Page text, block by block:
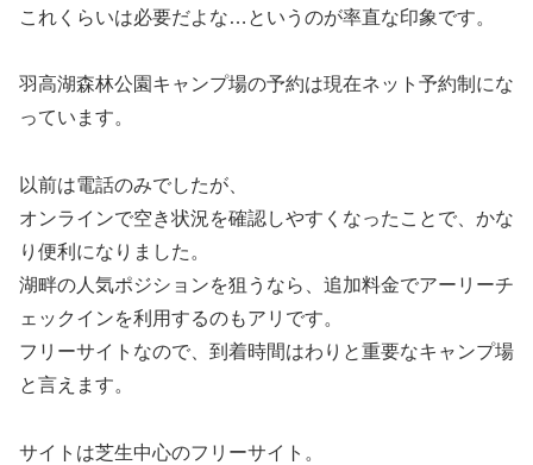
これくらいは必要だよな…というのが率直な印象です。
羽高湖森林公園キャンプ場の予約は現在ネット予約制にな
っています。
以前は電話のみでしたが、
オンラインで空き状況を確認しやすくなったことで、かな
り便利になりました。
湖畔の人気ポジションを狙うなら、追加料金でアーリーチ
ェックインを利用するのもアリです。
フリーサイトなので、到着時間はわりと重要なキャンプ場
と言えます。
サイトは芝生中心のフリーサイト。